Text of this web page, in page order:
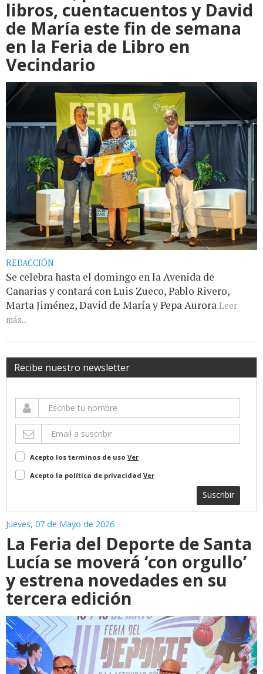
libros, cuentacuentos y David
de María este fin de semana
en la Feria de Libro en
Vecindario
REDACCIÓN
Se celebra hasta el domingo en la Avenida de
Canarias y contará con Luis Zueco, Pablo Rivero,
Marta Jiménez, David de María y Pepa Aurora Leer
más...
Recibe nuestro newsletter
Acepto los terminos de uso Ver
Acepto la política de privacidad Ver
Suscribir
Jueves, 07 de Mayo de 2026
La Feria del Deporte de Santa
Lucía se moverá ‘con orgullo’
y estrena novedades en su
tercera edición